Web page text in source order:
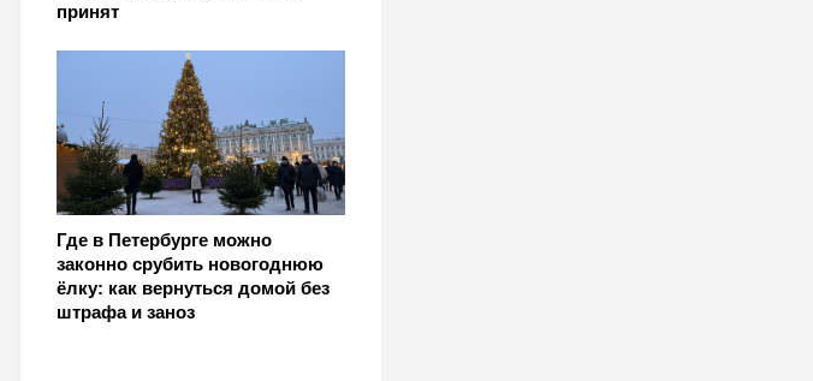
принят
Где в Петербурге можно
законно срубить новогоднюю
ёлку: как вернуться домой без
штрафа и заноз